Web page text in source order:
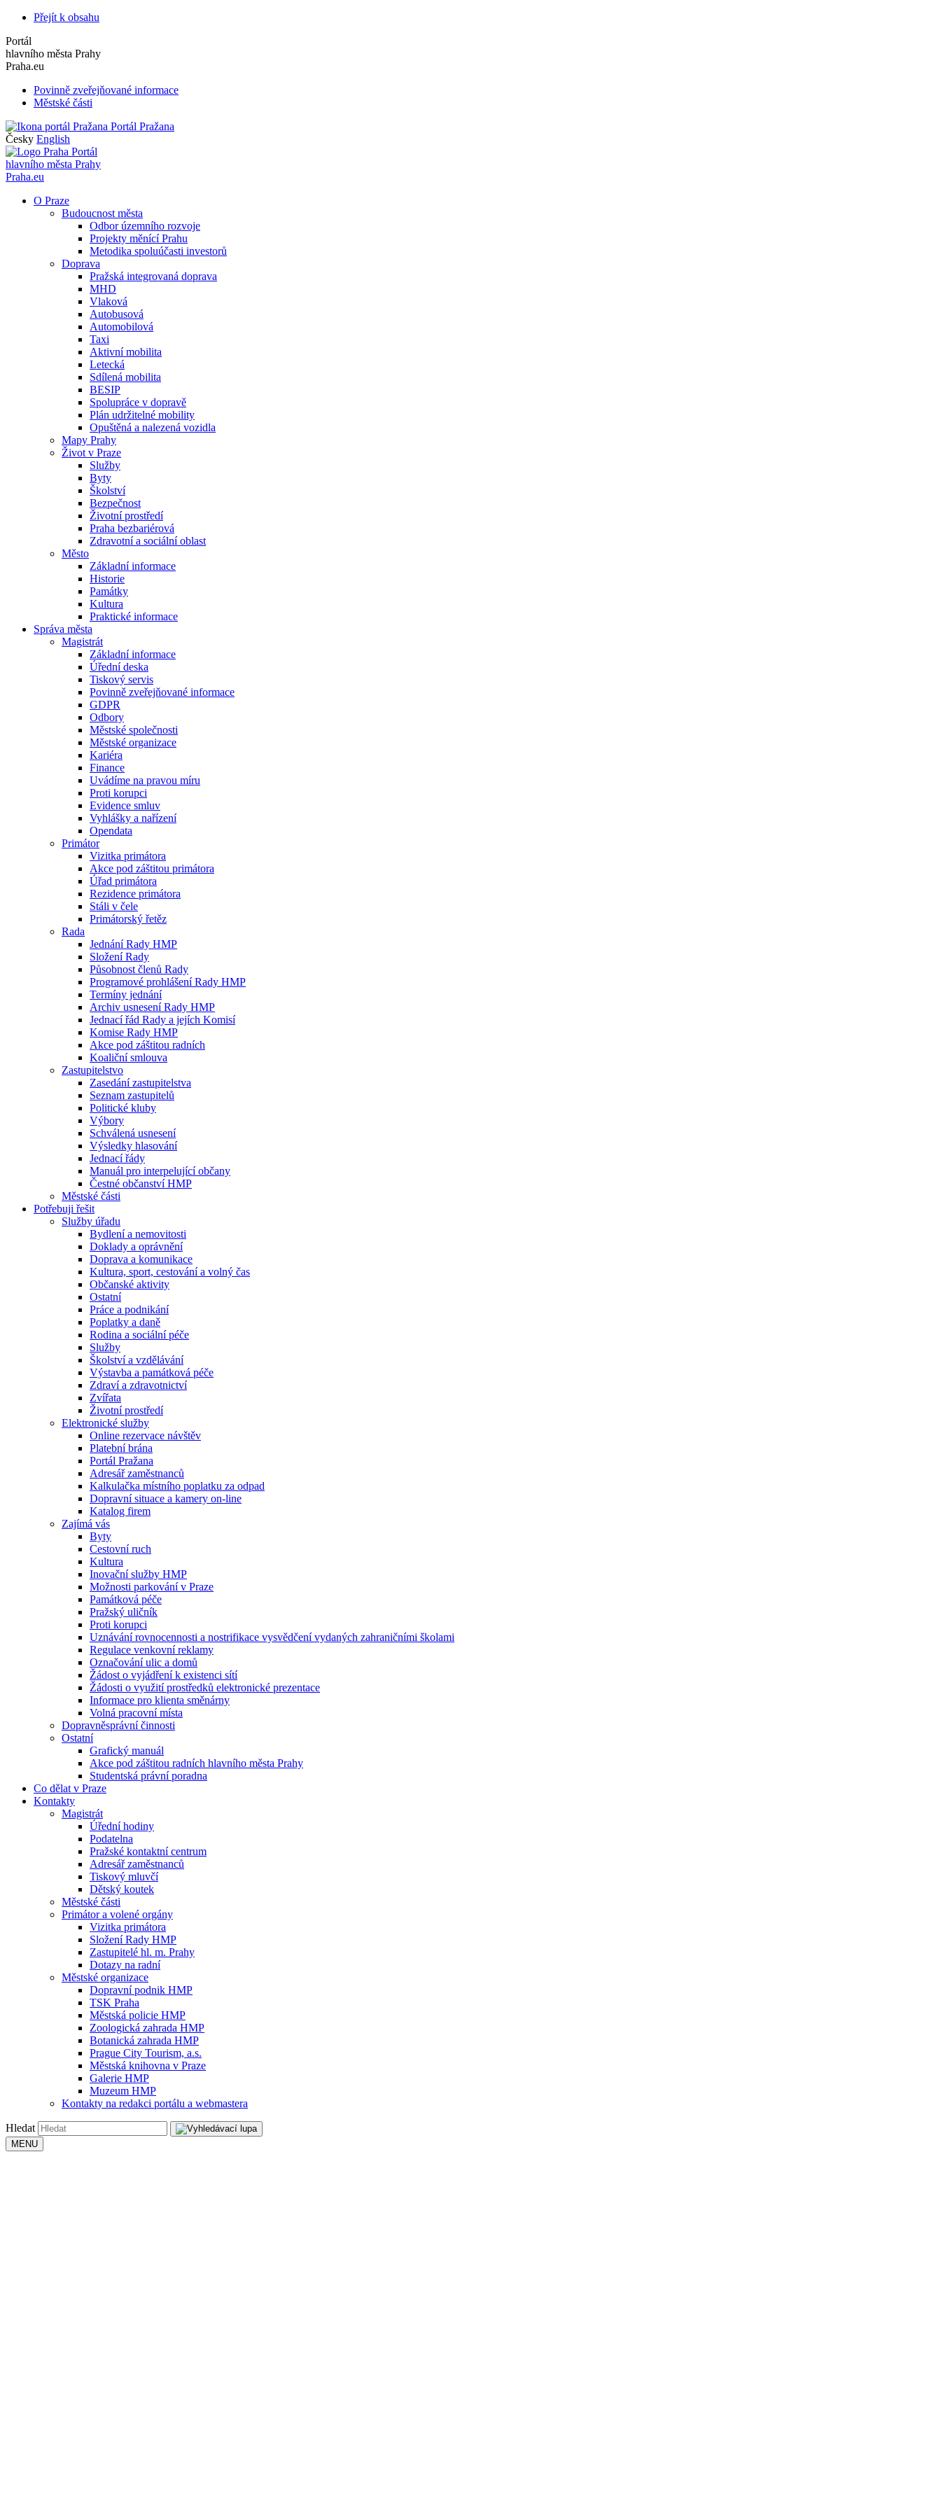
Přejít k obsahu
Portál
hlavního města Prahy
Praha.eu
Povinně zveřejňované informace
Městské části
Portál Pražana
Česky English
Portál
hlavního města Prahy
Praha.eu
O Praze
Budoucnost města
Odbor územního rozvoje
Projekty měnící Prahu
Metodika spoluúčasti investorů
Doprava
Pražská integrovaná doprava
MHD
Vlaková
Autobusová
Automobilová
Taxi
Aktivní mobilita
Letecká
Sdílená mobilita
BESIP
Spolupráce v dopravě
Plán udržitelné mobility
Opuštěná a nalezená vozidla
Mapy Prahy
Život v Praze
Služby
Byty
Školství
Bezpečnost
Životní prostředí
Praha bezbariérová
Zdravotní a sociální oblast
Město
Základní informace
Historie
Památky
Kultura
Praktické informace
Správa města
Magistrát
Základní informace
Úřední deska
Tiskový servis
Povinně zveřejňované informace
GDPR
Odbory
Městské společnosti
Městské organizace
Kariéra
Finance
Uvádíme na pravou míru
Proti korupci
Evidence smluv
Vyhlášky a nařízení
Opendata
Primátor
Vizitka primátora
Akce pod záštitou primátora
Úřad primátora
Rezidence primátora
Stáli v čele
Primátorský řetěz
Rada
Jednání Rady HMP
Složení Rady
Působnost členů Rady
Programové prohlášení Rady HMP
Termíny jednání
Archiv usnesení Rady HMP
Jednací řád Rady a jejích Komisí
Komise Rady HMP
Akce pod záštitou radních
Koaliční smlouva
Zastupitelstvo
Zasedání zastupitelstva
Seznam zastupitelů
Politické kluby
Výbory
Schválená usnesení
Výsledky hlasování
Jednací řády
Manuál pro interpelující občany
Čestné občanství HMP
Městské části
Potřebuji řešit
Služby úřadu
Bydlení a nemovitosti
Doklady a oprávnění
Doprava a komunikace
Kultura, sport, cestování a volný čas
Občanské aktivity
Ostatní
Práce a podnikání
Poplatky a daně
Rodina a sociální péče
Služby
Školství a vzdělávání
Výstavba a památková péče
Zdraví a zdravotnictví
Zvířata
Životní prostředí
Elektronické služby
Online rezervace návštěv
Platební brána
Portál Pražana
Adresář zaměstnanců
Kalkulačka místního poplatku za odpad
Dopravní situace a kamery on-line
Katalog firem
Zajímá vás
Byty
Cestovní ruch
Kultura
Inovační služby HMP
Možnosti parkování v Praze
Památková péče
Pražský uličník
Proti korupci
Uznávání rovnocennosti a nostrifikace vysvědčení vydaných zahraničními školami
Regulace venkovní reklamy
Označování ulic a domů
Žádost o vyjádření k existenci sítí
Žádosti o využití prostředků elektronické prezentace
Informace pro klienta směnárny
Volná pracovní místa
Dopravněsprávní činnosti
Ostatní
Grafický manuál
Akce pod záštitou radních hlavního města Prahy
Studentská právní poradna
Co dělat v Praze
Kontakty
Magistrát
Úřední hodiny
Podatelna
Pražské kontaktní centrum
Adresář zaměstnanců
Tiskový mluvčí
Dětský koutek
Městské části
Primátor a volené orgány
Vizitka primátora
Složení Rady HMP
Zastupitelé hl. m. Prahy
Dotazy na radní
Městské organizace
Dopravní podnik HMP
TSK Praha
Městská policie HMP
Zoologická zahrada HMP
Botanická zahrada HMP
Prague City Tourism, a.s.
Městská knihovna v Praze
Galerie HMP
Muzeum HMP
Kontakty na redakci portálu a webmastera
Hledat
MENU